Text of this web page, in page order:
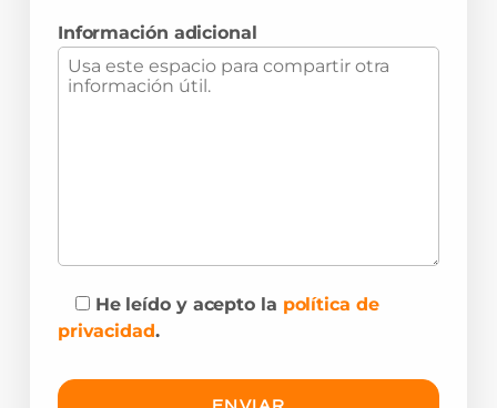
Información adicional
He leído y acepto la política de
privacidad.